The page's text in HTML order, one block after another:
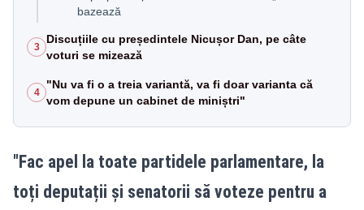
bazează
3
Discuțiile cu președintele Nicușor Dan, pe câte
voturi se mizează
4
"Nu va fi o a treia variantă, va fi doar varianta că
vom depune un cabinet de miniștri"
"Fac apel la toate partidele parlamentare, la
toți deputații și senatorii să voteze pentru a